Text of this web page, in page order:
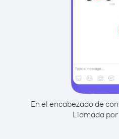
En el encabezado de
Llamada